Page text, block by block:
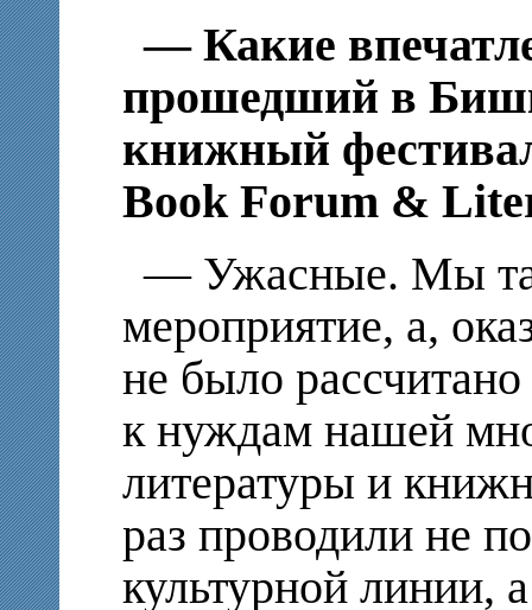
— Какие
прошедший в
книжный
Book Forum &
— Ужасные. Мы
мероприятие, а,
не было
к нуждам нашей
литературы и
раз проводили не
культурной линии,